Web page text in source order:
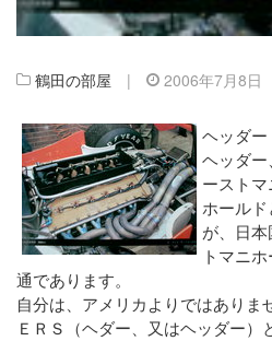
鶴田の部屋 | 2006年7月8日
ヘッダ
ヘッダ
ースト
ホール
が、日
トマニ
通であります。
自分は、アメリカよりではありま
ＥＲＳ（ヘダー、又はヘッダー）